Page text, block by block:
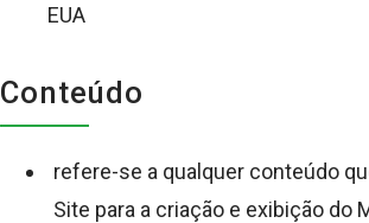
EUA
Conteúdo
refere-se a qualquer conteúdo
Site para a criação e exibição